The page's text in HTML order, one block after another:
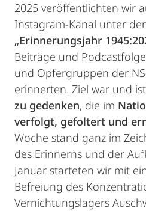
2025 veröffentlichten wir
Instagram-Kanal unter
„Erinnerungsjahr
Beiträge und
und Opfergruppen der
erinnerten. Ziel war und
zu gedenken, die im
verfolgt, gefoltert und
Woche stand ganz im
des Erinnerns und der
Januar starteten wir mit
Befreiung des
Vernichtungslagers